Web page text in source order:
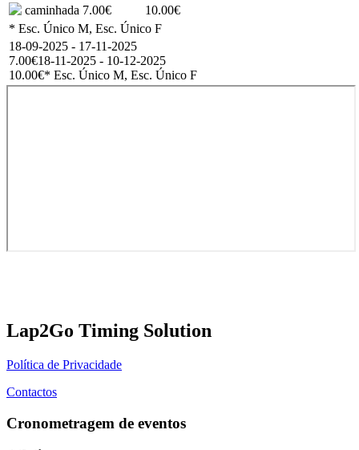
caminhada 7.00€
10.00€
* Esc. Único M, Esc. Único F
18-09-2025 - 17-11-2025
7.00€18-11-2025 - 10-12-2025
10.00€* Esc. Único M, Esc. Único F
Lap2Go Timing Solution
Política de Privacidade
Contactos
Cronometragem de eventos